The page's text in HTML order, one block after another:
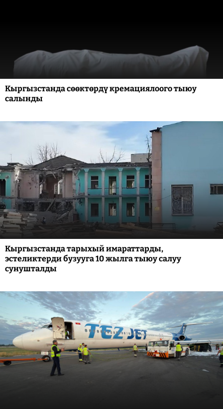
Кыргызстанда сөөктөрдү кремациялоого тыюу
салынды
Кыргызстанда тарыхый имараттарды,
эстеликтерди бузууга 10 жылга тыюу салуу
сунушталды